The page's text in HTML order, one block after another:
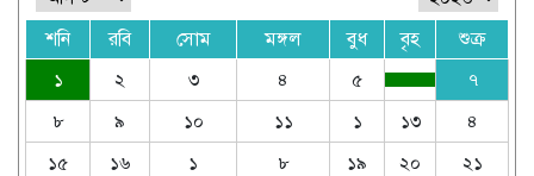
শনি রবি সোম মঙ্গল বুধ বৃহ শুক্র
১ ২ ৩ ৪ ৫
৭
৮
৯ ১০ ১১ ১ ১৩
৪
১৫
১৬ ১ ৮ ১৯ ২০
২১